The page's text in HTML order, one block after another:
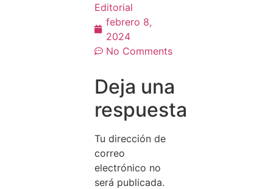
Editorial
febrero 8,
2024
No Comments
Deja una
respuesta
Tu dirección de
correo
electrónico no
será publicada.